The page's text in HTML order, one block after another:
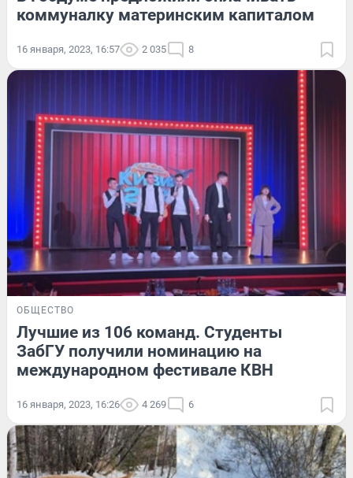
коммуналку материнским капиталом
16 января, 2023, 16:57 2 035 8
ОБЩЕСТВО
Лучшие из 106 команд. Студенты
ЗабГУ получили номинацию на
международном фестивале КВН
16 января, 2023, 16:26 4 269 6